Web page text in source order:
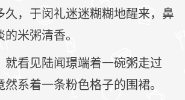
久，于闵礼迷迷糊糊地醒来，鼻
米粥清香。
就看见陆闻璟端着一碗粥走过
系着一条粉色格子的围裙。